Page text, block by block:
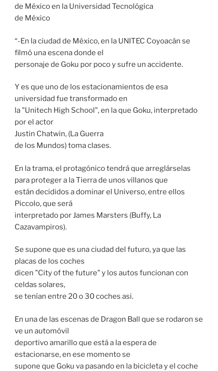
de México en la Universidad Tecnológica
de México
“-En la ciudad de México, en la UNITEC Coyoacán se
filmó una escena donde el
personaje de Goku por poco y sufre un accidente.
Y es que uno de los estacionamientos de esa
universidad fue transformado en
la "Unitech High School", en la que Goku, interpretado
por el actor
Justin Chatwin, (La Guerra
de los Mundos) toma clases.
En la trama, el protagónico tendrá que arreglárselas
para proteger a la Tierra de unos villanos que
están decididos a dominar el Universo, entre ellos
Piccolo, que será
interpretado por James Marsters (Buffy, La
Cazavampiros).
Se supone que es una ciudad del futuro, ya que las
placas de los coches
dicen "City of the future" y los autos funcionan con
celdas solares,
se tenían entre 20 o 30 coches asi.
En una de las escenas de Dragon Ball que se rodaron se
ve un automóvil
deportivo amarillo que está a la espera de
estacionarse, en ese momento se
supone que Goku va pasando en la bicicleta y el coche